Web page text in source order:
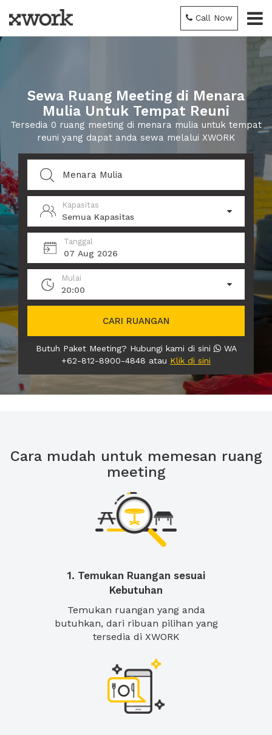
Call Now
Sewa Ruang Meeting di Menara
Mulia Untuk Tempat Reuni
Tersedia 0 ruang meeting di menara mulia untuk tempat
reuni yang dapat anda sewa melalui XWORK
Kapasitas
Semua Kapasitas
Tanggal
07 Aug 2026
Mulai
20:00
CARI RUANGAN
Butuh Paket Meeting? Hubungi kami di sini
WA
+62-812-8900-4848 atau Klik di sini
Cara mudah untuk memesan ruang
meeting
1. Temukan Ruangan sesuai
Kebutuhan
Temukan ruangan yang anda
butuhkan, dari ribuan pilihan yang
tersedia di XWORK